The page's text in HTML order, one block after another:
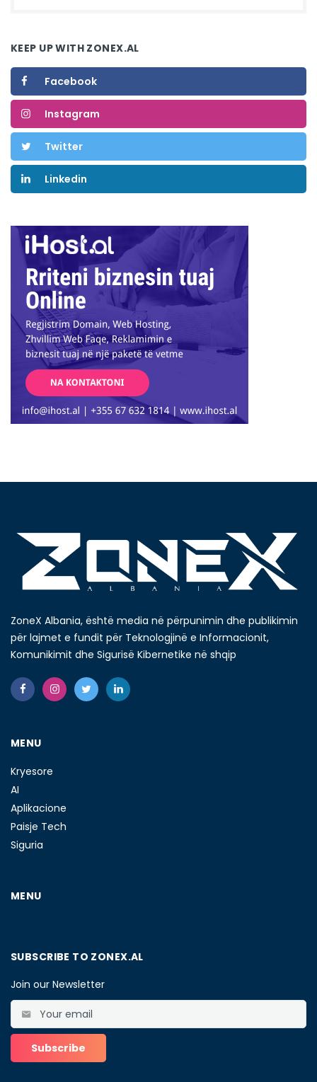
KEEP UP WITH ZONEX.AL
Facebook
Instagram
Twitter
Linkedin
ZoneX Albania, është media në përpunimin dhe publikimin
për lajmet e fundit për Teknologjinë e Informacionit,
Komunikimit dhe Sigurisë Kibernetike në shqip
MENU
Kryesore
AI
Aplikacione
Paisje Tech
Siguria
MENU
SUBSCRIBE TO ZONEX.AL
Join our Newsletter